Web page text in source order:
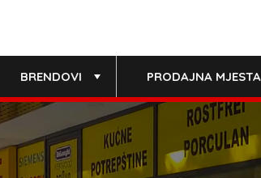
BRENDOVI PRODAJNA MJESTA